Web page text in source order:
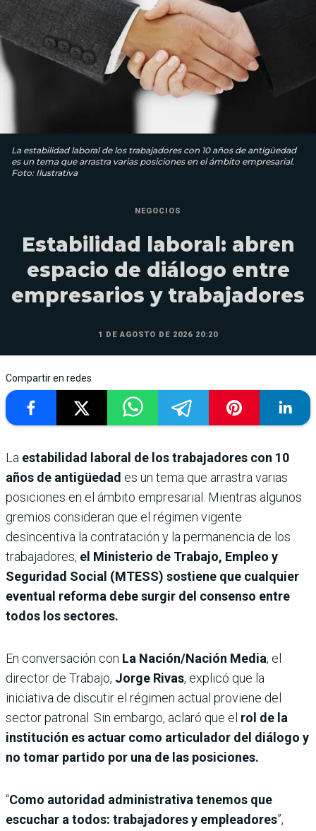
La estabilidad laboral de los trabajadores con 10 años de antigüedad
es un tema que arrastra varias posiciones en el ámbito empresarial.
Foto: Ilustrativa
NEGOCIOS
Estabilidad laboral: abren
espacio de diálogo entre
empresarios y trabajadores
1 DE AGOSTO DE 2026 20:20
Compartir en redes
La estabilidad laboral de los trabajadores con 10
años de antigüedad es un tema que arrastra varias
posiciones en el ámbito empresarial. Mientras algunos
gremios consideran que el régimen vigente
desincentiva la contratación y la permanencia de los
trabajadores, el Ministerio de Trabajo, Empleo y
Seguridad Social (MTESS) sostiene que cualquier
eventual reforma debe surgir del consenso entre
todos los sectores.
En conversación con La Nación/Nación Media, el
director de Trabajo, Jorge Rivas, explicó que la
iniciativa de discutir el régimen actual proviene del
sector patronal. Sin embargo, aclaró que el rol de la
institución es actuar como articulador del diálogo y
no tomar partido por una de las posiciones.
“Como autoridad administrativa tenemos que
escuchar a todos: trabajadores y empleadores”,